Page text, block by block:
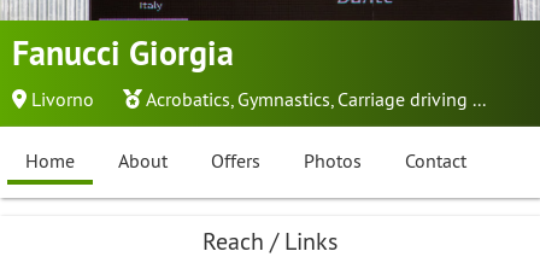
Fanucci Giorgia
Livorno Acrobatics, Gymnastics, Carriage driving ...
Home About Offers Photos Contact
Reach / Links